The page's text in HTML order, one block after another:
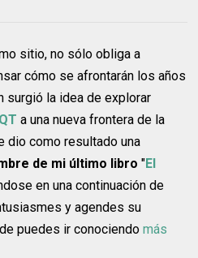
sitio, no sólo obliga a
cómo se afrontarán los años
surgió la idea de explorar
QT a una nueva frontera de la
dio como resultado una
de mi último libro "El
en una continuación de
y agendes su
puedes ir conociendomás